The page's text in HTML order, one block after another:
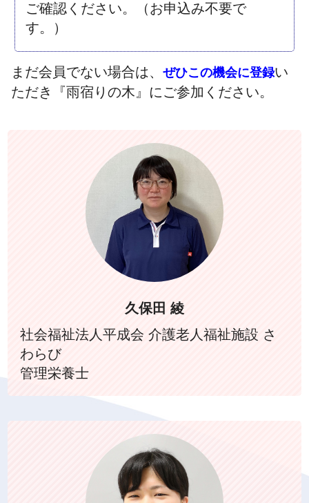
ご確認ください。（お申込み不要で
す。）
まだ会員でない場合は、ぜひこの機会に登録い
ただき『雨宿りの木』にご参加ください。
久保田 綾
社会福祉法人平成会 介護老人福祉施設 さ
わらび
管理栄養士